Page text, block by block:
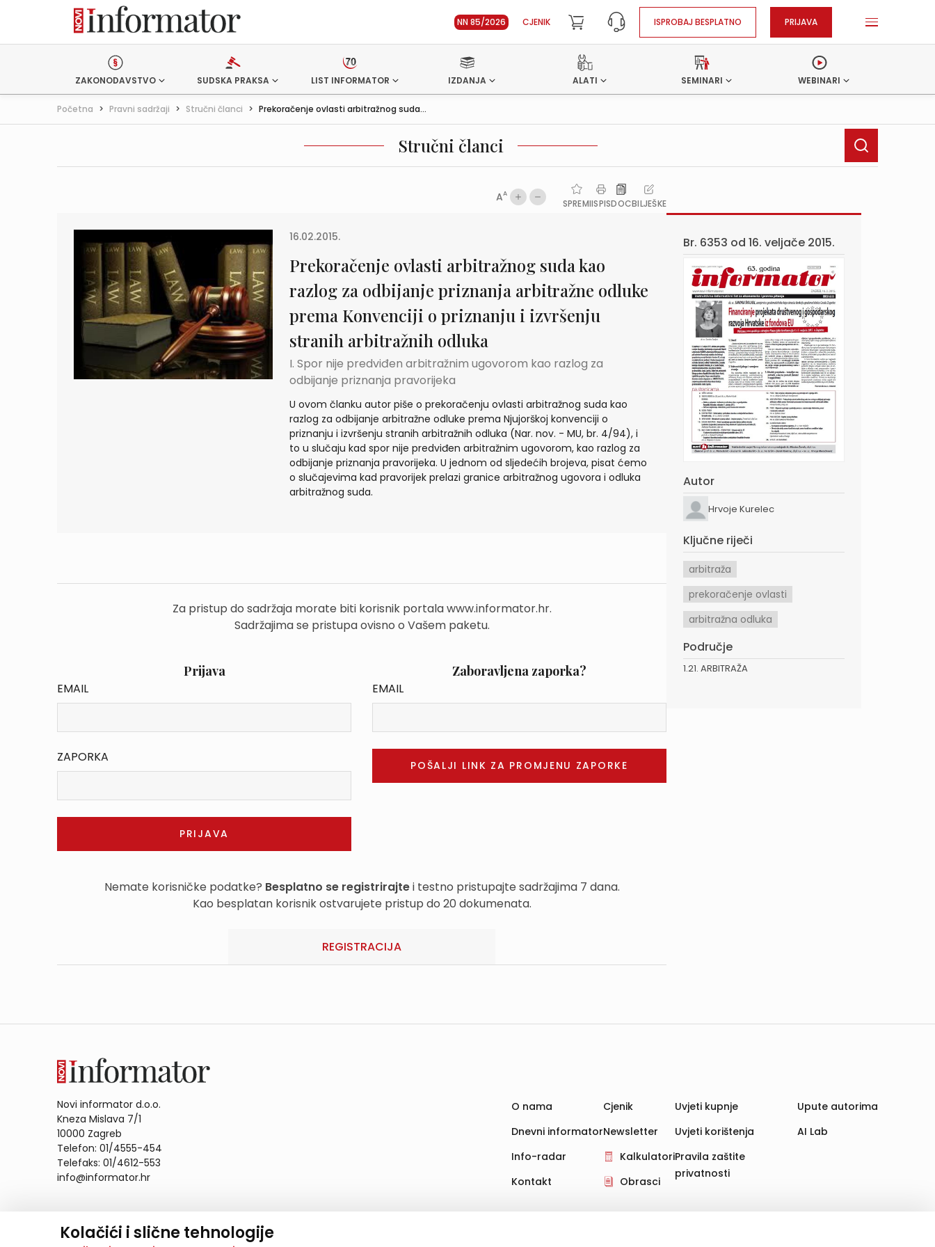
Kolačići i slične tehnologije
NN 85/2026 CJENIK ISPROBAJ BESPLATNO PRIJAVA
ZAKONODAVSTVO SUDSKA PRAKSA LIST INFORMATOR IZDANJA ALATI SEMINARI WEBINARI
Početna > Pravni sadržaji > Stručni članci > Prekoračenje ovlasti arbitražnog suda...
Stručni članci
AA
SPREMIISPISDOCBILJEŠKE
16.02.2015.
Prekoračenje ovlasti arbitražnog suda kao
razlog za odbijanje priznanja arbitražne odluke
prema Konvenciji o priznanju i izvršenju
stranih arbitražnih odluka
I. Spor nije predviđen arbitražnim ugovorom kao razlog za
odbijanje priznanja pravorijeka
U ovom članku autor piše o prekoračenju ovlasti arbitražnog suda kao
razlog za odbijanje arbitražne odluke prema Njujorškoj konvenciji o
priznanju i izvršenju stranih arbitražnih odluka (Nar. nov. - MU, br. 4/94), i
to u slučaju kad spor nije predviđen arbitražnim ugovorom, kao razlog za
odbijanje priznanja pravorijeka. U jednom od sljedećih brojeva, pisat ćemo
o slučajevima kad pravorijek prelazi granice arbitražnog ugovora i odluka
arbitražnog suda.
Za pristup do sadržaja morate biti korisnik portala www.informator.hr.
Sadržajima se pristupa ovisno o Vašem paketu.
Prijava
EMAIL
ZAPORKA
Zaboravljena zaporka?
EMAIL
Nemate korisničke podatke? Besplatno se registrirajtei testno pristupajte sadržajima 7 dana.
Kao besplatan korisnik ostvarujete pristup do 20 dokumenata.
REGISTRACIJA
Br. 6353 od 16. veljače 2015.
Autor
Hrvoje Kurelec
Ključne riječi
arbitraža
prekoračenje ovlasti
arbitražna odluka
Područje
1.21. ARBITRAŽA
Novi informator d.o.o.
Kneza Mislava 7/1
10000 Zagreb
Telefon: 01/4555-454
Telefaks: 01/4612-553
info@informator.hr
O nama
Dnevni informator
Info-radar
Kontakt
Cjenik
Newsletter
Kalkulatori
Obrasci
Uvjeti kupnje
Uvjeti korištenja
Pravila zaštite
privatnosti
Upute autorima
AI Lab